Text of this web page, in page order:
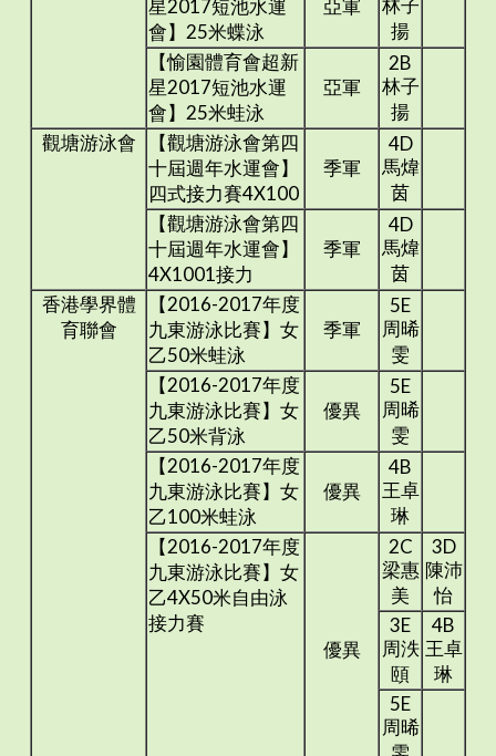
星2017短池水運
會】25米蝶泳
亞軍
林子
揚
【愉園體育會超新
星2017短池水運
會】25米蛙泳
亞軍
2B
林子
揚
觀塘游泳會
【觀塘游泳會第四
十屆週年水運會】
四式接力賽4X100
季軍
4D
馬煒
茵
【觀塘游泳會第四
十屆週年水運會】
4X1001接力
季軍
4D
馬煒
茵
香港學界體
育聯會
【2016-2017年度
九東游泳比賽】女
乙50米蛙泳
季軍
5E
周晞
雯
【2016-2017年度
九東游泳比賽】女
乙50米背泳
優異
5E
周晞
雯
【2016-2017年度
九東游泳比賽】女
乙100米蛙泳
優異
4B
王卓
琳
【2016-2017年度
九東游泳比賽】女
乙4X50米自由泳
接力賽
優異
2C
梁惠
美
3D
陳沛
怡
3E
周泆
頤
4B
王卓
琳
5E
周晞